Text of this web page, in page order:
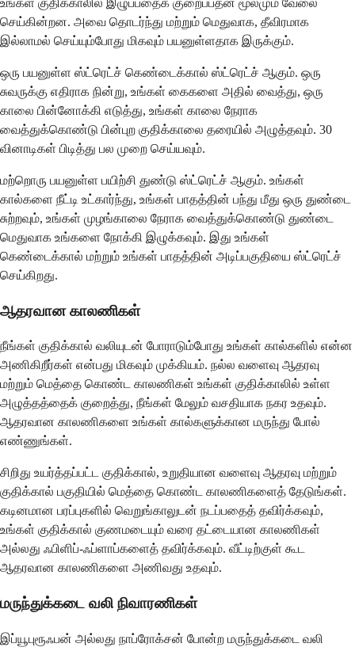
உங்கள் குதிக்காலில் இழுப்பதைக் குறைப்பதன் மூலமும் வேலை
செய்கின்றன. அவை தொடர்ந்து மற்றும் மெதுவாக, தீவிரமாக
இல்லாமல் செய்யும்போது மிகவும் பயனுள்ளதாக இருக்கும்.
ஒரு பயனுள்ள ஸ்ட்ரெட்ச் கெண்டைக்கால் ஸ்ட்ரெட்ச் ஆகும். ஒரு
சுவருக்கு எதிராக நின்று, உங்கள் கைகளை அதில் வைத்து, ஒரு
காலை பின்னோக்கி எடுத்து, உங்கள் காலை நேராக
வைத்துக்கொண்டு பின்புற குதிக்காலை தரையில் அழுத்தவும். 30
வினாடிகள் பிடித்து பல முறை செய்யவும்.
மற்றொரு பயனுள்ள பயிற்சி துண்டு ஸ்ட்ரெட்ச் ஆகும். உங்கள்
கால்களை நீட்டி உட்கார்ந்து, உங்கள் பாதத்தின் பந்து மீது ஒரு துண்டை
சுற்றவும், உங்கள் முழங்காலை நேராக வைத்துக்கொண்டு துண்டை
மெதுவாக உங்களை நோக்கி இழுக்கவும். இது உங்கள்
கெண்டைக்கால் மற்றும் உங்கள் பாதத்தின் அடிப்பகுதியை ஸ்ட்ரெட்ச்
செய்கிறது.
ஆதரவான காலணிகள்
நீங்கள் குதிக்கால் வலியுடன் போராடும்போது உங்கள் கால்களில் என்ன
அணிகிறீர்கள் என்பது மிகவும் முக்கியம். நல்ல வளைவு ஆதரவு
மற்றும் மெத்தை கொண்ட காலணிகள் உங்கள் குதிக்காலில் உள்ள
அழுத்தத்தைக் குறைத்து, நீங்கள் மேலும் வசதியாக நகர உதவும்.
ஆதரவான காலணிகளை உங்கள் கால்களுக்கான மருந்து போல்
எண்ணுங்கள்.
சிறிது உயர்த்தப்பட்ட குதிக்கால், உறுதியான வளைவு ஆதரவு மற்றும்
குதிக்கால் பகுதியில் மெத்தை கொண்ட காலணிகளைத் தேடுங்கள்.
கடினமான பரப்புகளில் வெறுங்காலுடன் நடப்பதைத் தவிர்க்கவும்,
உங்கள் குதிக்கால் குணமடையும் வரை தட்டையான காலணிகள்
அல்லது ஃபிளிப்-ஃப்ளாப்களைத் தவிர்க்கவும். வீட்டிற்குள் கூட
ஆதரவான காலணிகளை அணிவது உதவும்.
மருந்துக்கடை வலி நிவாரணிகள்
இப்யூபுரூஃபன் அல்லது நாப்ரோக்சன் போன்ற மருந்துக்கடை வலி